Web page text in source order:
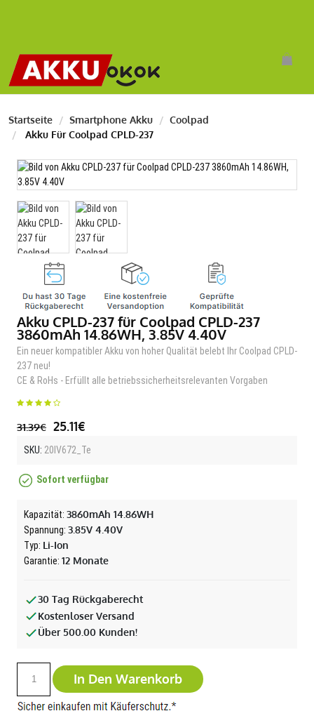
Startseite Smartphone Akku
Coolpad
Akku Für Coolpad CPLD-237
Akku CPLD-237 für Coolpad CPLD-237
3860mAh 14.86WH, 3.85V 4.40V
Ein neuer kompatibler Akku von hoher Qualität belebt Ihr Coolpad CPLD-
237 neu!
CE & RoHs - Erfüllt alle betriebssicherheitsrelevanten Vorgaben
31.39€ 25.11€
SKU: 20IV672_Te
Sofort verfügbar
Kapazität: 3860mAh 14.86WH
Spannung: 3.85V 4.40V
Typ: Li-Ion
Garantie: 12 Monate
30 Tag Rückgaberecht
Kostenloser Versand
Über 500.00 Kunden!
In Den Warenkorb